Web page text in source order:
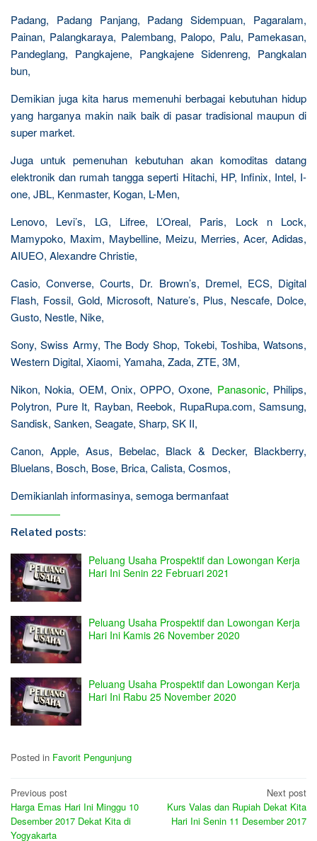
Padang, Padang Panjang, Padang Sidempuan, Pagaralam,
Painan, Palangkaraya, Palembang, Palopo, Palu, Pamekasan,
Pandeglang, Pangkajene, Pangkajene Sidenreng, Pangkalan
bun,
Demikian juga kita harus memenuhi berbagai kebutuhan hidup
yang harganya makin naik baik di pasar tradisional maupun di
super market.
Juga untuk pemenuhan kebutuhan akan komoditas datang
elektronik dan rumah tangga seperti Hitachi, HP, Infinix, Intel, I-
one, JBL, Kenmaster, Kogan, L-Men,
Lenovo, Levi’s, LG, Lifree, L’Oreal, Paris, Lock n Lock,
Mamypoko, Maxim, Maybelline, Meizu, Merries, Acer, Adidas,
AIUEO, Alexandre Christie,
Casio, Converse, Courts, Dr. Brown’s, Dremel, ECS, Digital
Flash, Fossil, Gold, Microsoft, Nature’s, Plus, Nescafe, Dolce,
Gusto, Nestle, Nike,
Sony, Swiss Army, The Body Shop, Tokebi, Toshiba, Watsons,
Western Digital, Xiaomi, Yamaha, Zada, ZTE, 3M,
Nikon, Nokia, OEM, Onix, OPPO, Oxone, Panasonic, Philips,
Polytron, Pure It, Rayban, Reebok, RupaRupa.com, Samsung,
Sandisk, Sanken, Seagate, Sharp, SK II,
Canon, Apple, Asus, Bebelac, Black & Decker, Blackberry,
Bluelans, Bosch, Bose, Brica, Calista, Cosmos,
Demikianlah informasinya, semoga bermanfaat
Related posts:
Peluang Usaha Prospektif dan Lowongan Kerja
Hari Ini Senin 22 Februari 2021
Peluang Usaha Prospektif dan Lowongan Kerja
Hari Ini Kamis 26 November 2020
Peluang Usaha Prospektif dan Lowongan Kerja
Hari Ini Rabu 25 November 2020
Posted in Favorit Pengunjung
Post
navigation
Previous post
Harga Emas Hari Ini Minggu 10
Desember 2017 Dekat Kita di
Yogyakarta
Next post
Kurs Valas dan Rupiah Dekat Kita
Hari Ini Senin 11 Desember 2017